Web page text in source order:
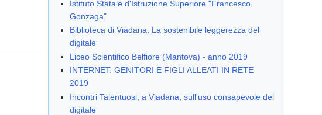
Istituto Statale d'Istruzione Superiore "Francesco
Gonzaga"
Biblioteca di Viadana: La sostenibile leggerezza del
digitale
Liceo Scientifico Belfiore (Mantova) - anno 2019
INTERNET: GENITORI E FIGLI ALLEATI IN RETE
2019
Incontri Talentuosi, a Viadana, sull'uso consapevole del
digitale